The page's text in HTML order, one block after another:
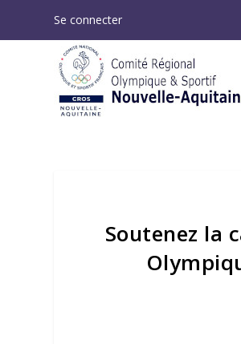
Se connecter
Soutenez la